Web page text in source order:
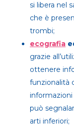
si libera nel
che è
trombi;
ecografia
grazie
ottenere
funzionalità
informazioni
può
arti inferiori;